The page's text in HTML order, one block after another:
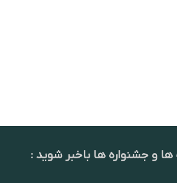
و جشنواره ها باخبر شوید :